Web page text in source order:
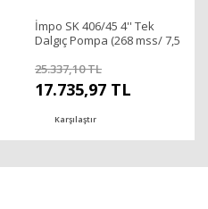
İmpo SK 406/45 4'' Tek
Dalgıç Pompa (268 mss/ 7,5
25.337,10 TL
17.735,97 TL
Karşılaştır